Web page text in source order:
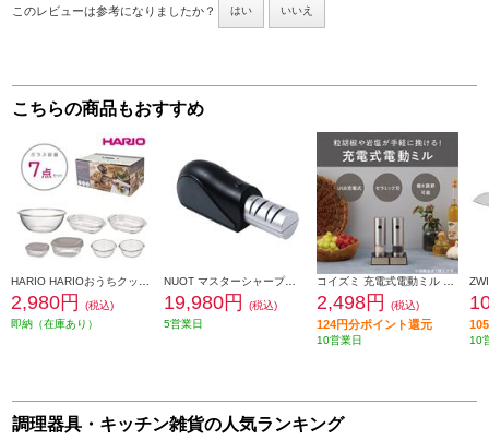
このレビューは参考になりましたか？ はい いいえ
こちらの商品もおすすめ
2,980円
(税込)
即納（在庫あり）
NUOT マスターシャープナープロ 電動式コードレスシャープナー 包丁研ぎ MSP-01
19,980円
(税込)
5営業日
2,498円 (税込)
124円分ポイント還元
10営業日 10
調理器具・キッチン雑貨の人気ランキング